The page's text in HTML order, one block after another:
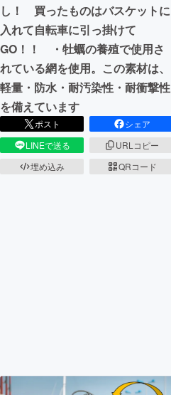
し！ 買ったものはバスケットに
入れて自転車に引っ掛けて
GO！！ ・牡蠣の養殖で使用さ
れている網を使用。この素材は、
軽量・防水・耐汚染性・耐衝撃性
を備えています
ポスト
シェア
LINEで送る
URLコピー
埋め込み
QRコード